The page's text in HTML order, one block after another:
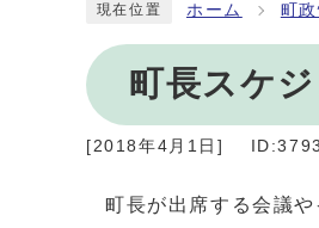
現在位置 ホーム 町
町長スケ
[2018年4月1日] ID:3793
町長が出席する会議